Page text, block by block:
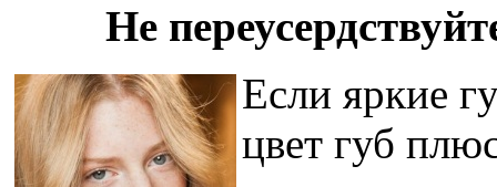
Не
Если яркие
цвет губ